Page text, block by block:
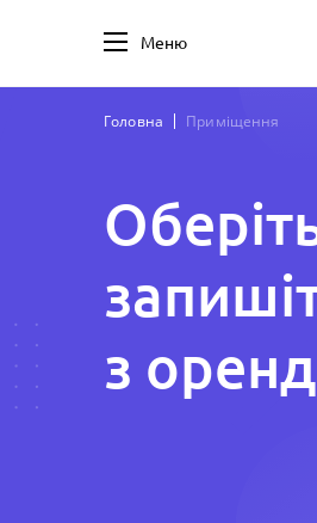
Меню
Головна Приміщення
з